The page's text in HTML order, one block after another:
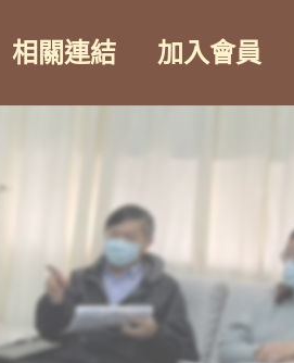
相關連結 加入會員